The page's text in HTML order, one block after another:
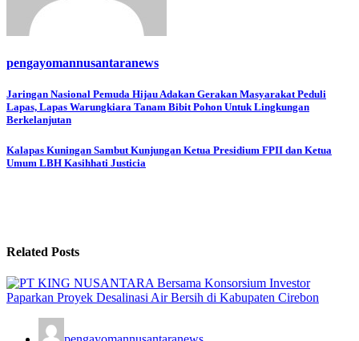
pengayomannusantaranews
Navigasi
pos
Jaringan Nasional Pemuda Hijau Adakan Gerakan Masyarakat Peduli
Lapas, Lapas Warungkiara Tanam Bibit Pohon Untuk Lingkungan
Berkelanjutan
Kalapas Kuningan Sambut Kunjungan Ketua Presidium FPII dan Ketua
Umum LBH Kasihhati Justicia
Related Posts